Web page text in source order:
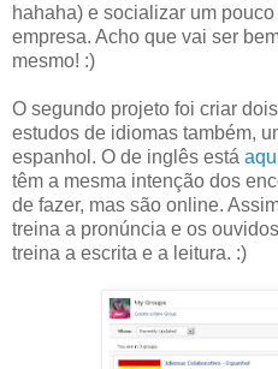
hahaha) e socializar um
empresa. Acho que vai ser
mesmo! :)
O segundo projeto foi criar
estudos de idiomas também,
espanhol. O de inglês está
têm a mesma intenção dos
de fazer, mas são online.
treina a pronúncia e os
treina a escrita e a leitura. :)